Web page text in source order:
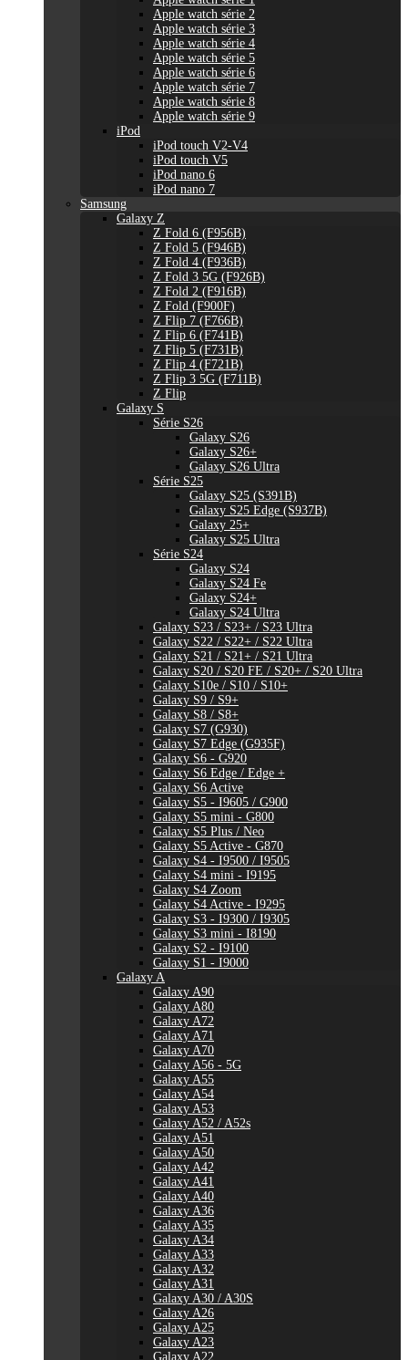
Apple watch série 2
Apple watch série 3
Apple watch série 4
Apple watch série 5
Apple watch série 6
Apple watch série 7
Apple watch série 8
Apple watch série 9
iPod
iPod touch V2-V4
iPod touch V5
iPod nano 6
iPod nano 7
Samsung
Galaxy Z
Z Fold 6 (F956B)
Z Fold 5 (F946B)
Z Fold 4 (F936B)
Z Fold 3 5G (F926B)
Z Fold 2 (F916B)
Z Fold (F900F)
Z Flip 7 (F766B)
Z Flip 6 (F741B)
Z Flip 5 (F731B)
Z Flip 4 (F721B)
Z Flip 3 5G (F711B)
Z Flip
Galaxy S
Série S26
Galaxy S26
Galaxy S26+
Galaxy S26 Ultra
Série S25
Galaxy S25 (S391B)
Galaxy S25 Edge (S937B)
Galaxy 25+
Galaxy S25 Ultra
Série S24
Galaxy S24
Galaxy S24 Fe
Galaxy S24+
Galaxy S24 Ultra
Galaxy S23 / S23+ / S23 Ultra
Galaxy S22 / S22+ / S22 Ultra
Galaxy S21 / S21+ / S21 Ultra
Galaxy S20 / S20 FE / S20+ / S20 Ultra
Galaxy S10e / S10 / S10+
Galaxy S9 / S9+
Galaxy S8 / S8+
Galaxy S7 (G930)
Galaxy S7 Edge (G935F)
Galaxy S6 - G920
Galaxy S6 Edge / Edge +
Galaxy S6 Active
Galaxy S5 - I9605 / G900
Galaxy S5 mini - G800
Galaxy S5 Plus / Neo
Galaxy S5 Active - G870
Galaxy S4 - I9500 / I9505
Galaxy S4 mini - I9195
Galaxy S4 Zoom
Galaxy S4 Active - I9295
Galaxy S3 - I9300 / I9305
Galaxy S3 mini - I8190
Galaxy S2 - I9100
Galaxy S1 - I9000
Galaxy A
Galaxy A90
Galaxy A80
Galaxy A72
Galaxy A71
Galaxy A70
Galaxy A56 - 5G
Galaxy A55
Galaxy A54
Galaxy A53
Galaxy A52 / A52s
Galaxy A51
Galaxy A50
Galaxy A42
Galaxy A41
Galaxy A40
Galaxy A36
Galaxy A35
Galaxy A34
Galaxy A33
Galaxy A32
Galaxy A31
Galaxy A30 / A30S
Galaxy A26
Galaxy A25
Galaxy A23
Galaxy A22